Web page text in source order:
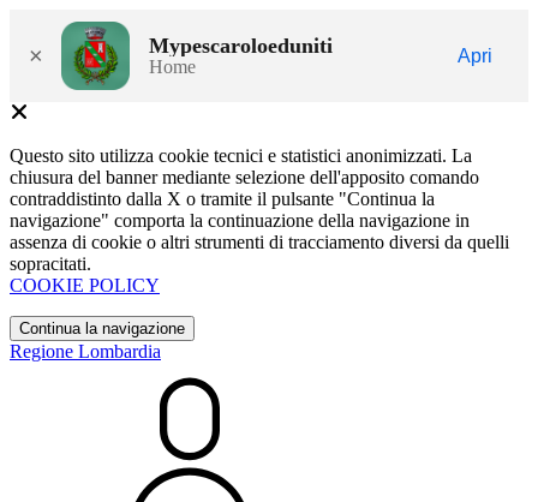
× Mypescaroloeduniti
Home
Apri
Questo sito utilizza cookie tecnici e statistici anonimizzati. La
chiusura del banner mediante selezione dell'apposito comando
contraddistinto dalla X o tramite il pulsante "Continua la
navigazione" comporta la continuazione della navigazione in
assenza di cookie o altri strumenti di tracciamento diversi da quelli
sopracitati.
COOKIE POLICY
Continua la navigazione
Regione Lombardia